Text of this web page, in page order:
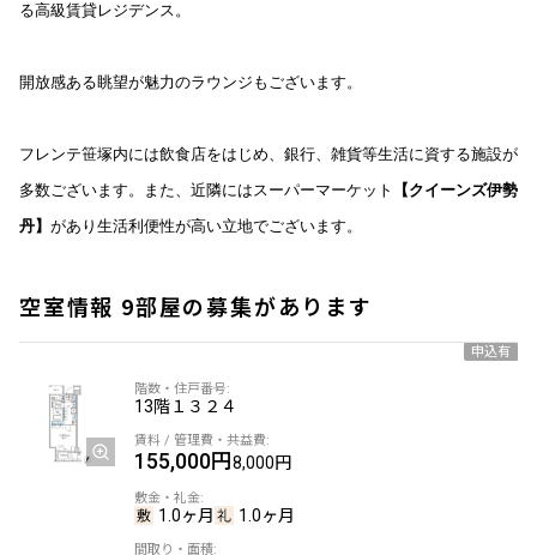
る高級賃貸レジデンス。
開放感ある眺望が魅力のラウンジもございます。
フレンテ笹塚内には飲食店をはじめ、銀行、雑貨等生活に資する施設が
多数ございます。また、近隣にはスーパーマーケット
【クイーンズ伊勢
丹】 があり生活利便性が高い立地でございます。
空室情報 9部屋の募集があります
申込有
13階 １３２４
155,000円8,000円
1.0ヶ月 1.0ヶ月